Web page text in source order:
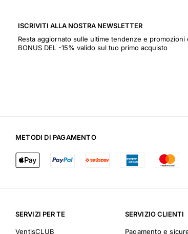
ISCRIVITI ALLA NOSTRA NEWSLETTER
Resta aggiornato sulle ultime tendenze e promozioni
BONUS DEL -15% valido sul tuo primo acquisto
METODI DI PAGAMENTO
SERVIZI PER TE
VentisCLUB
SERVIZIO CLIENTI
Pagamento e